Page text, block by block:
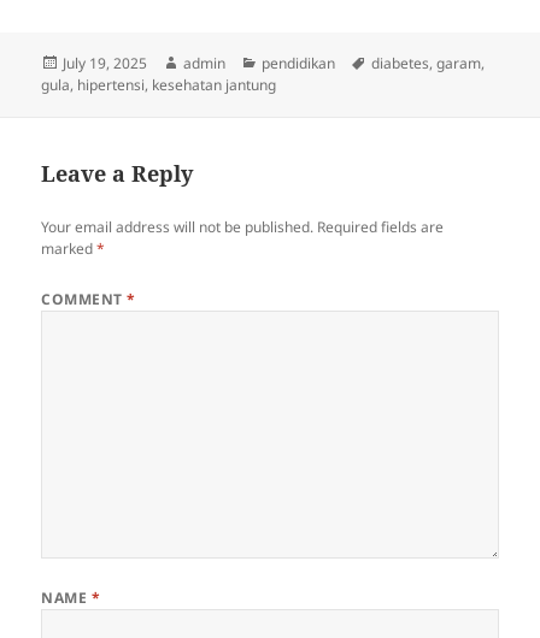
Posted
on
July 19, 2025 Author
admin Categories
pendidikan Tags
diabetes,garam,
gula, hipertensi, kesehatan jantung
Leave a Reply
Your email address will not be published. Required fields are
marked*
COMMENT*
NAME *